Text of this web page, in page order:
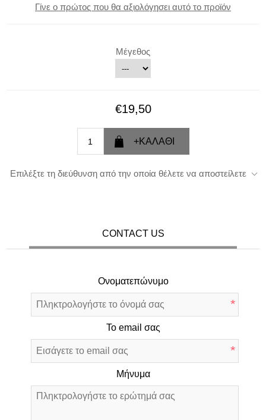
Γίνε ο πρώτος που θα αξιολόγησει αυτό το προϊόν
Μέγεθος
€19,50
Επιλέξτε τη διεύθυνση από την οποία θέλετε να αποστείλετε
CONTACT US
Ονοματεπώνυμο
*
Το email σας
*
Μήνυμα